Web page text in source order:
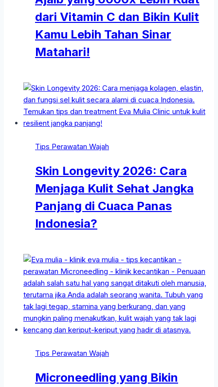
dari Vitamin C dan Bikin Kulit
Kamu Lebih Tahan Sinar
Matahari!
Tips Perawatan Wajah
Skin Longevity 2026: Cara
Menjaga Kulit Sehat Jangka
Panjang di Cuaca Panas
Indonesia?
Tips Perawatan Wajah
Microneedling yang Bikin